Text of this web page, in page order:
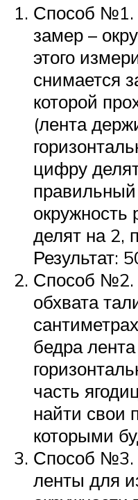
Способ №1.
замер –
этого
снимается
которой
(лента
цифру
окружность
делят на 2,
Результат:
Способ №2.
обхвата
бедра
часть
найти свои
которыми
Способ №3.
ленты для